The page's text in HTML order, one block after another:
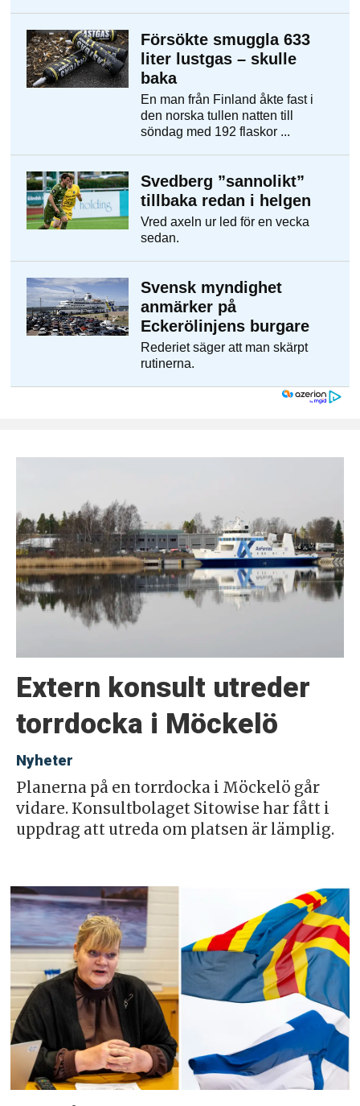
Extern konsult utreder
torrdocka i Möckelö
Nyheter
Planerna på en torrdocka i Möckelö går
vidare. Konsultbolaget Sitowise har fått i
uppdrag att utreda om platsen är lämplig.